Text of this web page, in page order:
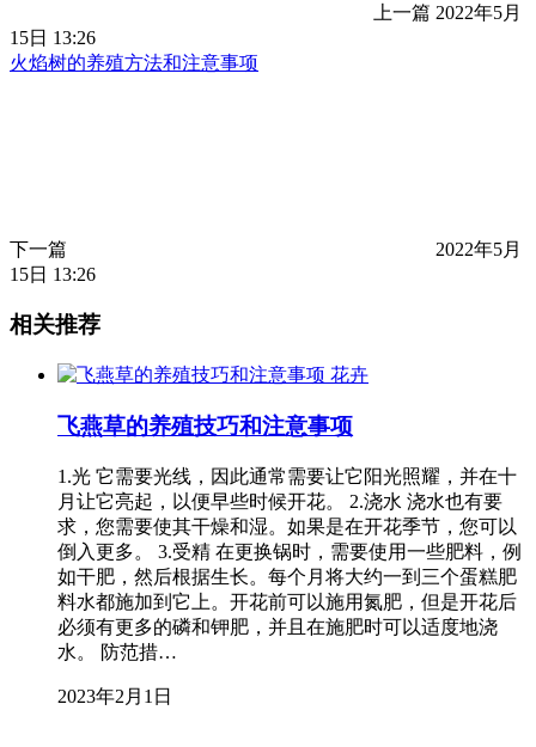
上一篇 2022年5月
15日 13:26
火焰树的养殖方法和注意事项
下一篇
2022年5月
15日 13:26
相关推荐
花卉
飞燕草的养殖技巧和注意事项
1.光 它需要光线，因此通常需要让它阳光照耀，并在十
月让它亮起，以便早些时候开花。 2.浇水 浇水也有要
求，您需要使其干燥和湿。如果是在开花季节，您可以
倒入更多。 3.受精 在更换锅时，需要使用一些肥料，例
如干肥，然后根据生长。每个月将大约一到三个蛋糕肥
料水都施加到它上。开花前可以施用氮肥，但是开花后
必须有更多的磷和钾肥，并且在施肥时可以适度地浇
水。 防范措…
2023年2月1日